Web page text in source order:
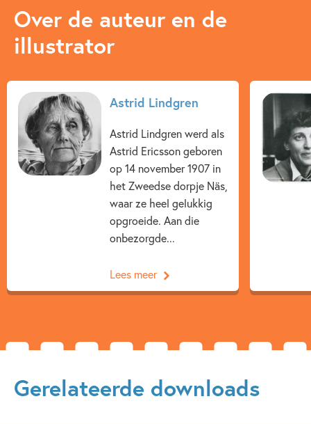
Over de auteur en de
illustrator
Astrid Lindgren
Astrid Lindgren werd als
Astrid Ericsson geboren
op 14 november 1907 in
het Zweedse dorpje Näs,
waar ze heel gelukkig
opgroeide. Aan die
onbezorgde...
Lees meer
Gerelateerde downloads